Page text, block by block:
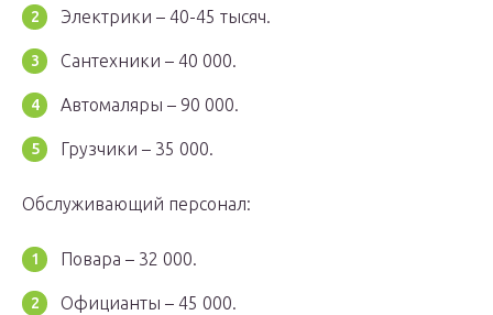
Электрики – 40-45 тысяч.
Сантехники – 40 000.
Автомаляры – 90 000.
Грузчики – 35 000.
Обслуживающий персонал:
Повара – 32 000.
Официанты – 45 000.